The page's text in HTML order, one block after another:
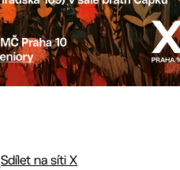
Sdílet na síti X